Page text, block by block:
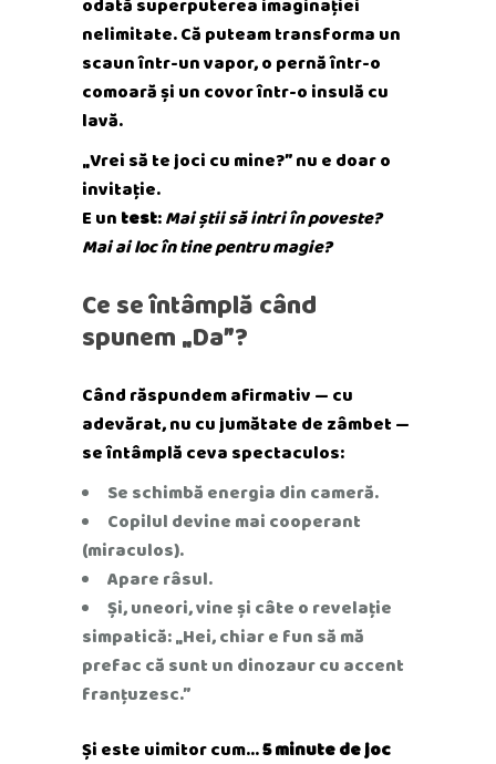
nelimitate. Că puteam transforma un
scaun într-un vapor, o pernă într-o
comoară și un covor într-o insulă cu
lavă.
„Vrei să te joci cu mine?” nu e doar o
invitație.
E un test:Mai știi să intri în poveste?
Mai ai loc în tine pentru magie?
Ce se întâmplă când
spunem „Da”?
Când răspundem afirmativ — cu
adevărat, nu cu jumătate de zâmbet —
se întâmplă ceva spectaculos:
Se schimbă energia din cameră.
Copilul devine mai cooperant
(miraculos).
Apare râsul.
Și, uneori, vine și câte o revelație
simpatică: „Hei, chiar e fun să mă
prefac că sunt un dinozaur cu accent
franțuzesc.”
Și este uimitor cum…5 minute de joc